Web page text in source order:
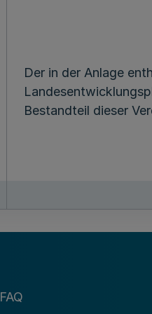
Der in der Anlage
Bestandteil dieser
FAQ